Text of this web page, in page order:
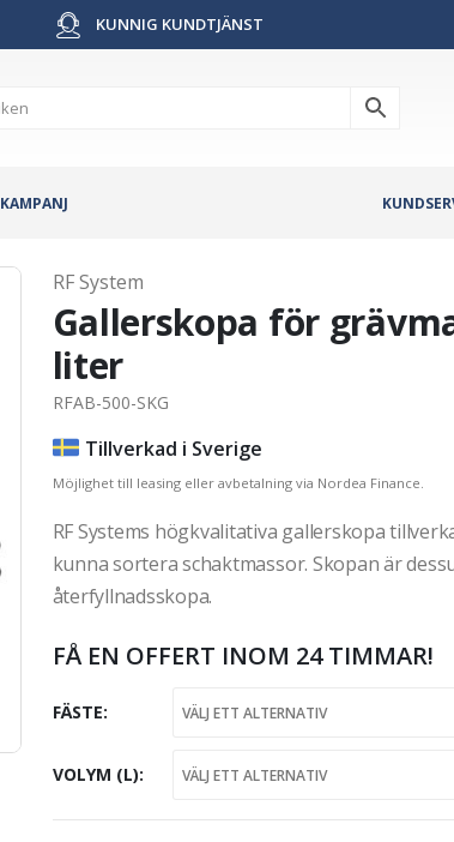
KUNNIG KUNDTJÄNST
KAMPANJ
RF System
Gallerskopa för
liter
RFAB-500-SKG
Tillverkad i Sverige
Möjlighet till leasing eller avbetalning via Nordea Finance.
RF Systems högkvalitativa gallerskopa
kunna sortera schaktmassor. Skopan är
återfyllnadsskopa.
FÅ EN OFFERT INOM 24 TIMMAR!
FÄSTE
VOLYM (L)